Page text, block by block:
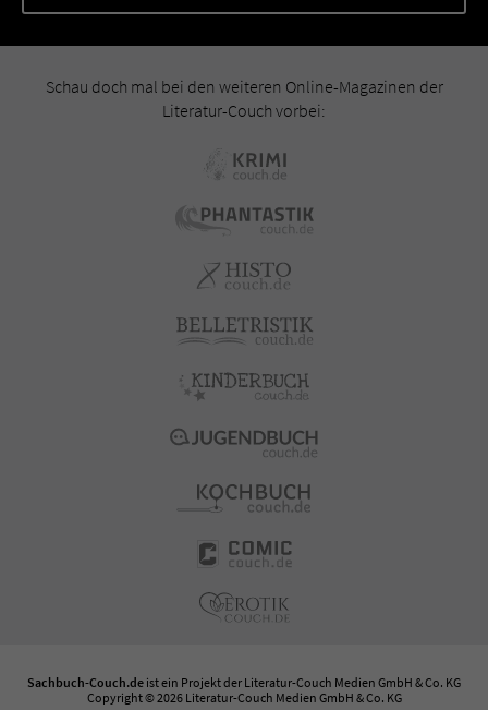
Schau doch mal bei den weiteren Online-Magazinen der
Literatur-Couch vorbei:
Sachbuch-Couch.de ist ein Projekt der Literatur-Couch Medien GmbH & Co. KG
Copyright © 2026 Literatur-Couch Medien GmbH & Co. KG